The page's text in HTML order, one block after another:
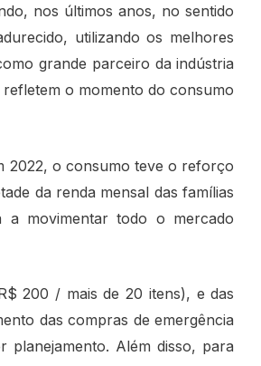
nos últimos anos, no sentido
utilizando os melhores
grande parceiro da indústria
o momento do consumo
2022, o consumo teve o reforço
da renda mensal das famílias
a movimentar todo o mercado
200 / mais de 20 itens), e das
das compras de emergência
Além disso, para